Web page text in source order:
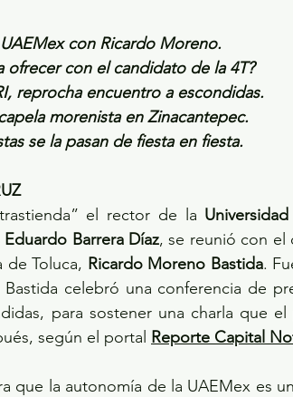
con Ricardo Moreno.
ofrecer con el candidato de la 4T?
reprocha encuentro a escondidas.
morenista en Zinacantepec.
se la pasan de fiesta en fiesta.
el rector de la
Barrera Díaz, se reunió con el
de Toluca, Ricardo Moreno Bastida.
celebró una conferencia de
para sostener una charla que
según el portal Reporte Capital
que la autonomía de la UAEMex es